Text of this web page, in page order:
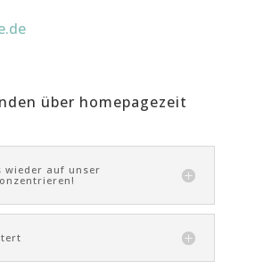
über homepagezeit
wieder auf unser